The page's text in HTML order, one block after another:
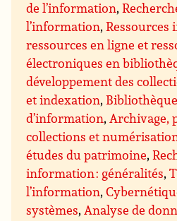
de l’information,
l’information,Ressources
ressources en ligne et
électroniques en
développement des
et indexation,
d’information,Archivage,
collections et
études du patrimoine,
information : généralités,
l’information,
systèmes,Analyse de